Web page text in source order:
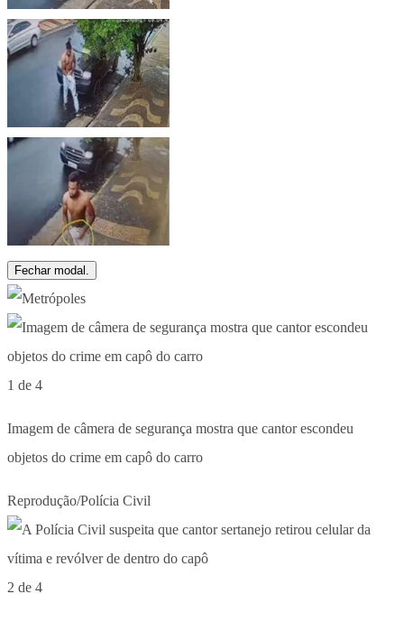
Fechar modal.
1 de 4
Imagem de câmera de segurança mostra que cantor escondeu
objetos do crime em capô do carro
Reprodução/Polícia Civil
2 de 4